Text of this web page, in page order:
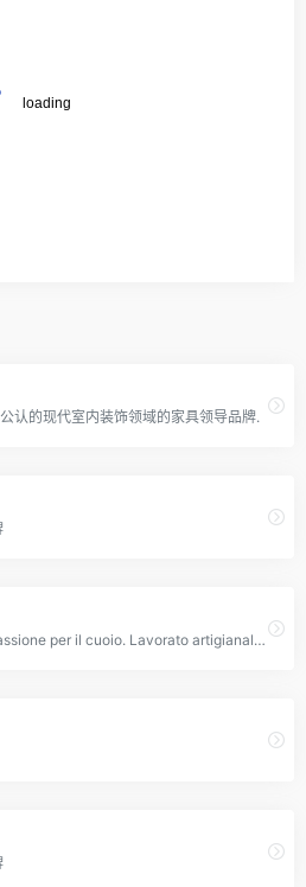
认的现代室内装饰领域的家具领导品牌.
Baxter nasce dalla passione per il cuoio. Lavorato artigianalmente per ottenere